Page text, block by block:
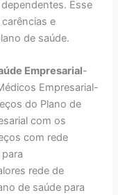
Esse
e
de saúde.
Empresarial-
Empresarial-
do Plano de
com os
com rede
rede de
de saúde para